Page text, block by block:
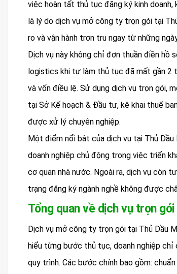
việc hoàn tất thủ tục đăng ký kinh doanh,
là lý do dịch vụ mở công ty trọn gói tại
ro và vận hành trơn tru ngay từ những
Dịch vụ này không chỉ đơn thuần điền hồ
logistics khi tự làm thủ tục đã mất gần 2
và vốn điều lệ. Sử dụng dịch vụ trọn gói,
tại Sở Kế hoạch & Đầu tư, kê khai thuế
được xử lý chuyên nghiệp.
Một điểm nổi bật của dịch vụ tại Thủ
doanh nghiệp chủ động trong việc triển
cơ quan nhà nước. Ngoài ra, dịch vụ còn
trạng đăng ký ngành nghề không được
Tổng quan về dịch vụ trọn gói
Dịch vụ mở công ty trọn gói tại Thủ Dầu
hiểu từng bước thủ tục, doanh nghiệp chỉ
quy trình. Các bước chính bao gồm: